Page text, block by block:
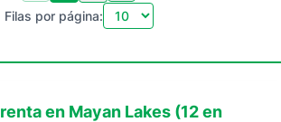
Filas por página:
rentaen Mayan Lakes (12en